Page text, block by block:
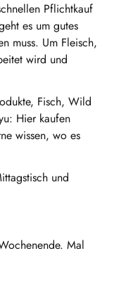
Pflichtkauf
es um gutes
muss. Um Fleisch,
wird und
Fisch, Wild
Hier kaufen
wissen, wo es
und
Mal